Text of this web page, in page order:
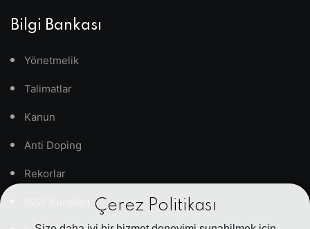
Çerez Politikası
Bilgi Bankası
Yönetmelik
Talimatlar
Kanun
Anti Doping
Rekorlar